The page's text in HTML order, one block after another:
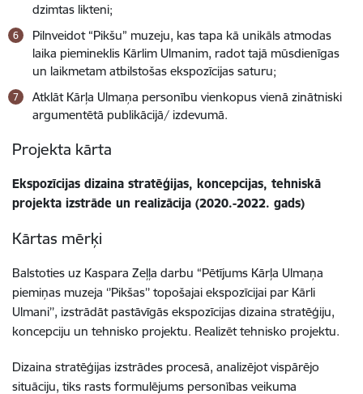
dzimtas likteni;
Pilnveidot “Pikšu” muzeju, kas tapa kā unikāls atmodas
laika piemineklis Kārlim Ulmanim, radot tajā mūsdienīgas
un laikmetam atbilstošas ekspozīcijas saturu;
Atklāt Kārļa Ulmaņa personību vienkopus vienā zinātniski
argumentētā publikācijā/ izdevumā.
Projekta kārta
Ekspozīcijas dizaina stratēģijas, koncepcijas, tehniskā
projekta izstrāde un realizācija (2020.-2022. gads)
Kārtas mērķi
Balstoties uz Kaspara Zeļļa darbu “Pētījums Kārļa Ulmaņa
piemiņas muzeja ‘’Pikšas’’ topošajai ekspozīcijai par Kārli
Ulmani’’, izstrādāt pastāvīgās ekspozīcijas dizaina stratēģiju,
koncepciju un tehnisko projektu. Realizēt tehnisko projektu.
Dizaina stratēģijas izstrādes procesā, analizējot vispārējo
situāciju, tiks rasts formulējums personības veikuma